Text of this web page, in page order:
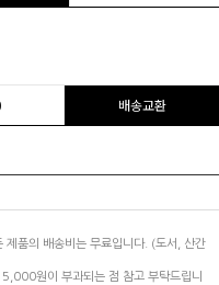
배송교환
제품의 배송비는 무료입니다. (도서, 산간
원이 부과되는 점 참고 부탁드립니